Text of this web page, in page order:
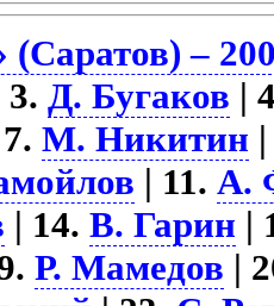
(Саратов) –
3.Д. Бугаков |
7.М. Никитин
| 11.А.
| 14.В. Гарин |
Р. Мамедов |